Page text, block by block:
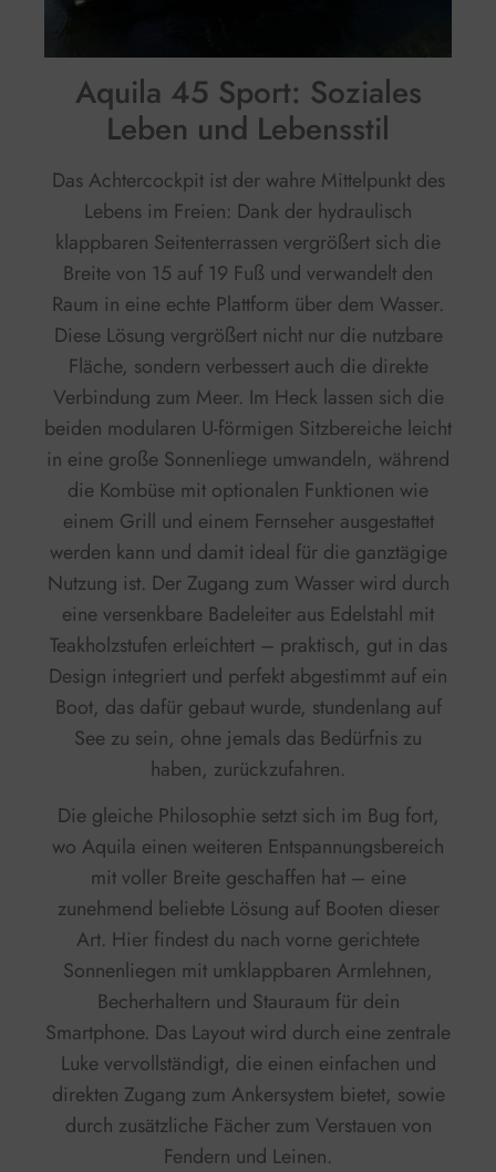
Aquila 45 Sport: Soziales
Leben und Lebensstil
Das Achtercockpit ist der wahre Mittelpunkt des
Lebens im Freien: Dank der hydraulisch
klappbaren Seitenterrassen vergrößert sich die
Breite von 15 auf 19 Fuß und verwandelt den
Raum in eine echte Plattform über dem Wasser.
Diese Lösung vergrößert nicht nur die nutzbare
Fläche, sondern verbessert auch die direkte
Verbindung zum Meer. Im Heck lassen sich die
beiden modularen U-förmigen Sitzbereiche leicht
in eine große Sonnenliege umwandeln, während
die Kombüse mit optionalen Funktionen wie
einem Grill und einem Fernseher ausgestattet
werden kann und damit ideal für die ganztägige
Nutzung ist. Der Zugang zum Wasser wird durch
eine versenkbare Badeleiter aus Edelstahl mit
Teakholzstufen erleichtert – praktisch, gut in das
Design integriert und perfekt abgestimmt auf ein
Boot, das dafür gebaut wurde, stundenlang auf
See zu sein, ohne jemals das Bedürfnis zu
haben, zurückzufahren.
Die gleiche Philosophie setzt sich im Bug fort,
wo Aquila einen weiteren Entspannungsbereich
mit voller Breite geschaffen hat – eine
zunehmend beliebte Lösung auf Booten dieser
Art. Hier findest du nach vorne gerichtete
Sonnenliegen mit umklappbaren Armlehnen,
Becherhaltern und Stauraum für dein
Smartphone. Das Layout wird durch eine zentrale
Luke vervollständigt, die einen einfachen und
direkten Zugang zum Ankersystem bietet, sowie
durch zusätzliche Fächer zum Verstauen von
Fendern und Leinen.